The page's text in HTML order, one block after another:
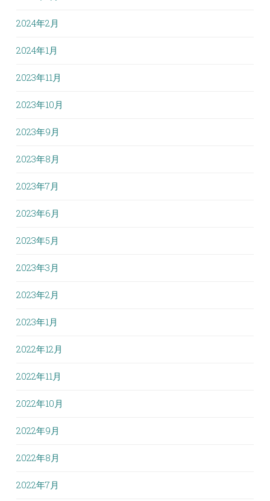
2024年2月
2024年1月
2023年11月
2023年10月
2023年9月
2023年8月
2023年7月
2023年6月
2023年5月
2023年3月
2023年2月
2023年1月
2022年12月
2022年11月
2022年10月
2022年9月
2022年8月
2022年7月